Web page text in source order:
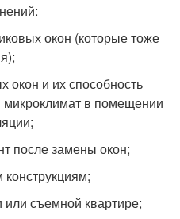
окон (которые тоже
окон и их способность
в помещении
после замены окон;
съемной квартире;